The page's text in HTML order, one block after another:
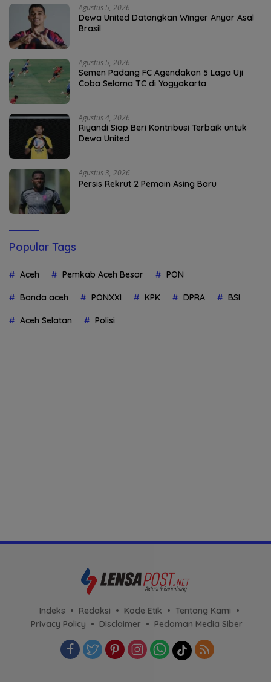
Agustus 5, 2026
Dewa United Datangkan Winger Anyar Asal
Brasil
Agustus 5, 2026
Semen Padang FC Agendakan 5 Laga Uji
Coba Selama TC di Yogyakarta
Agustus 4, 2026
Riyandi Siap Beri Kontribusi Terbaik untuk
Dewa United
Agustus 3, 2026
Persis Rekrut 2 Pemain Asing Baru
Popular Tags
Aceh Pemkab Aceh Besar PON
Banda aceh PONXXI KPK DPRA BSI
Aceh Selatan Polisi
Indeks Redaksi Kode Etik
Tentang Kami
Privacy Policy
Disclaimer Pedoman Media Siber